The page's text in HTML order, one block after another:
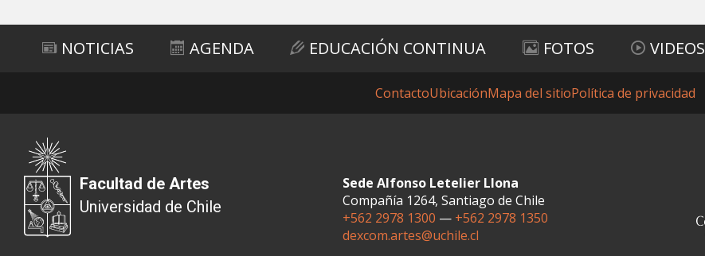
NOTICIAS AGENDA EDUCACIÓN CONTINUA FOTOS VIDEOS
ContactoUbicaciónMapa del sitioPolítica de privacidad
Facultad de Artes
Universidad de Chile
Sede Alfonso Letelier Llona
Compañía 1264, Santiago de Chile
+562 2978 1300 — +562 2978 1350
dexcom.artes@uchile.cl